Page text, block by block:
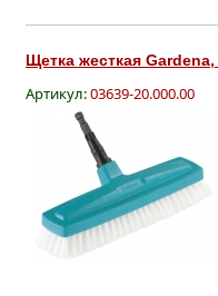
Щетка жесткая
Артикул:03639-20.000.00